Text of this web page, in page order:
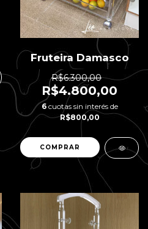
Fruteira Damasco
R$6.300,00
R$4.800,00
6cuotas sin interés de
R$800,00